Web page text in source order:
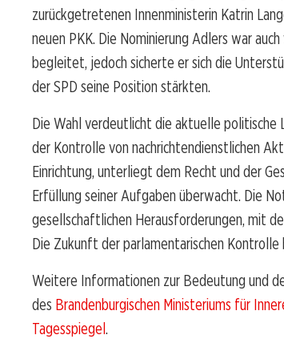
zurückgetretenen Innenministerin Katrin
neuen PKK. Die Nominierung Adlers war
begleitet, jedoch sicherte er sich die
der SPD seine Position stärkten.
Die Wahl verdeutlicht die aktuelle politische
der Kontrolle von nachrichtendienstlichen
Einrichtung, unterliegt dem Recht und der
Erfüllung seiner Aufgaben überwacht. Die
gesellschaftlichen Herausforderungen, mit
Die Zukunft der parlamentarischen
Weitere Informationen zur Bedeutung und
des Brandenburgischen Ministeriums für
Tagesspiegel.